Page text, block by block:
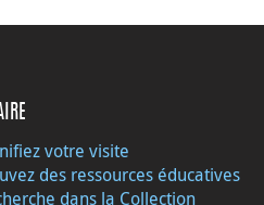
votre visite
des ressources éducatives
dans la Collection